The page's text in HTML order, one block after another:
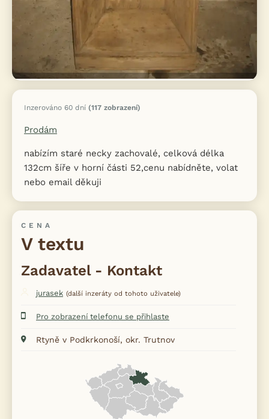
Inzerováno 60 dní (117 zobrazení)
Prodám
nabízím staré necky zachovalé, celková délka
132cm šíře v horní části 52,cenu nabídněte, volat
nebo email děkuji
CENA
V textu
Zadavatel - Kontakt
jurasek (další inzeráty od tohoto uživatele)
Pro zobrazení telefonu se přihlaste
Rtyně v Podkrkonoší, okr. Trutnov